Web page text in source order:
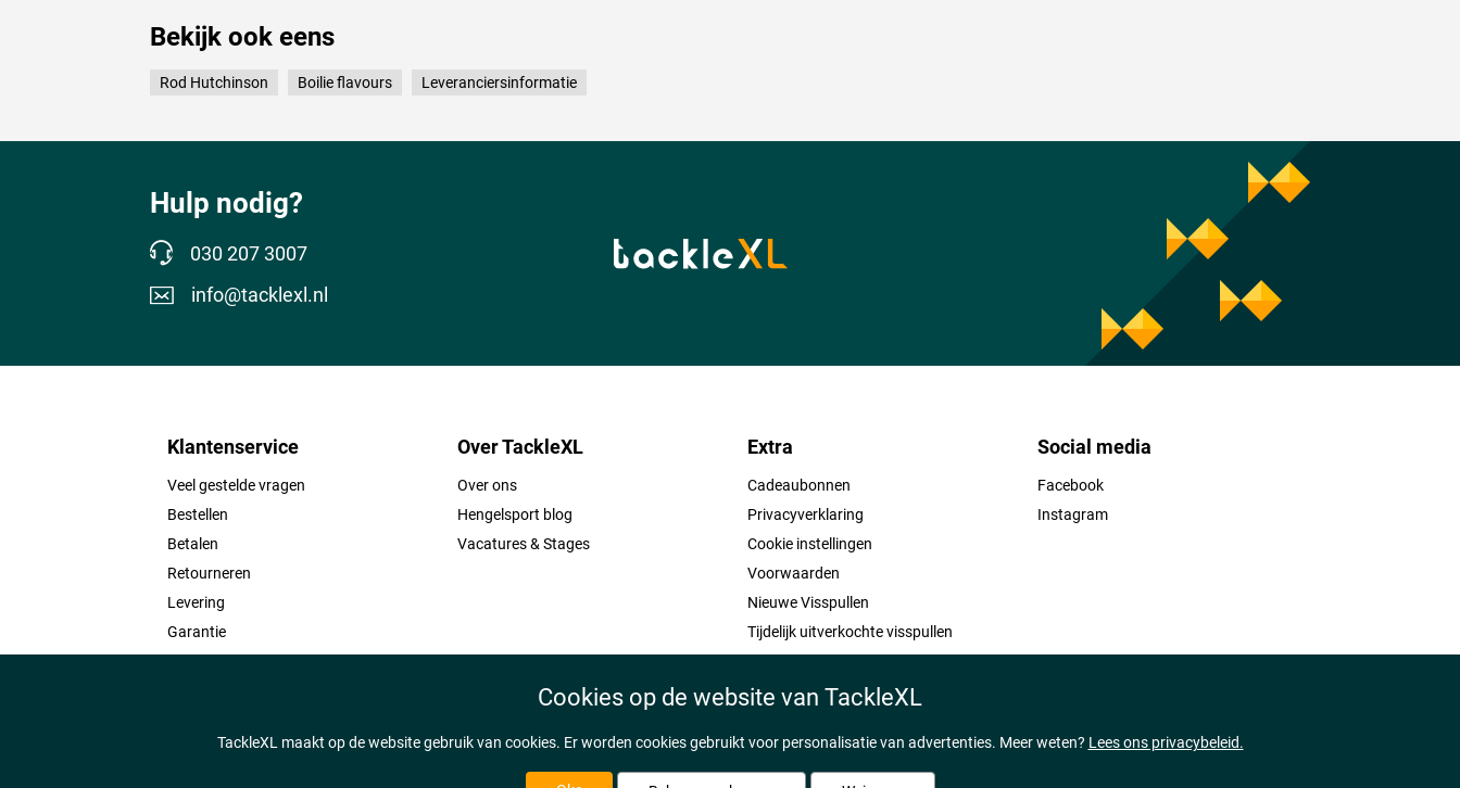
Bekijk ook eens
Rod Hutchinson Boilie flavours Leveranciersinformatie
Hulp nodig?
030 207 3007
info@tacklexl.nl
Klantenservice
Veel gestelde vragen
Bestellen
Betalen
Retourneren
Levering
Garantie
Over TackleXL
Over ons
Hengelsport blog
Vacatures & Stages
Extra
Cadeaubonnen
Privacyverklaring
Cookie instellingen
Voorwaarden
Nieuwe Visspullen
Tijdelijk uitverkochte visspullen
Social media
Facebook
Instagram
Cookies op de website van TackleXL
TackleXL maakt op de website gebruik van cookies. Er worden cookies gebruikt voor personalisatie van advertenties. Meer weten? Lees ons privacybeleid.